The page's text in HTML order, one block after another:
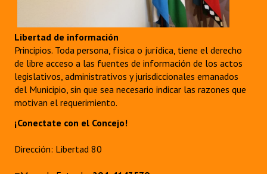
Libertad de información
Principios. Toda persona, física o jurídica, tiene el derecho
de libre acceso a las fuentes de información de los actos
legislativos, administrativos y jurisdiccionales emanados
del Municipio, sin que sea necesario indicar las razones que
motivan el requerimiento.
¡Conectate con el Concejo!
Dirección: Libertad 80